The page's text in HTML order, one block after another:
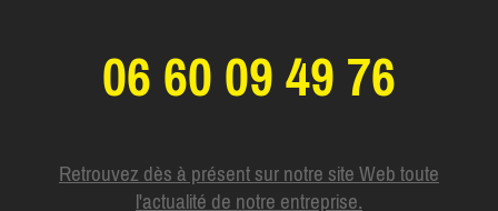
06 60 09 49 76
Retrouvez dès à présent sur notre site Web toute
l'actualité de notre entreprise.